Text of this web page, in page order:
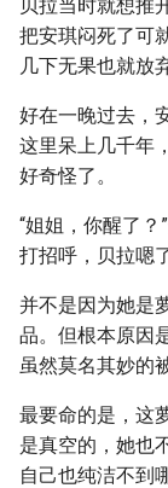
贝拉当时就想推
把安琪闷死了可
几下无果也就放
好在一晚过去，
这里呆上几千年
好奇怪了。
“姐姐，你醒了
打招呼，贝拉嗯
并不是因为她是
品。但根本原因
虽然莫名其妙的
最要命的是，这
是真空的，她也
自己也纯洁不到